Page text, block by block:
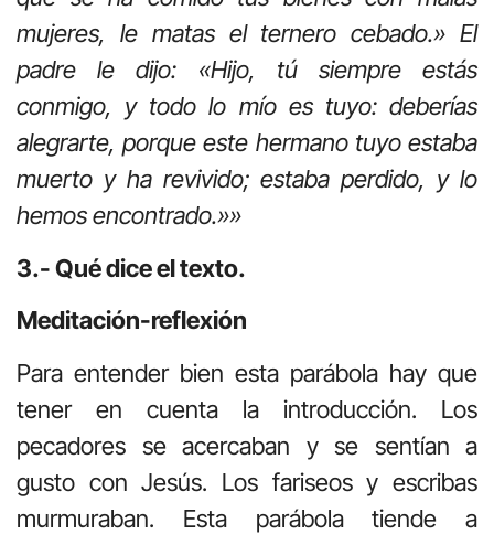
mujeres, le matas el ternero cebado.» El
padre le dijo: «Hijo, tú siempre estás
conmigo, y todo lo mío es tuyo: deberías
alegrarte, porque este hermano tuyo estaba
muerto y ha revivido; estaba perdido, y lo
hemos encontrado.»»
3.- Qué dice el texto.
Meditación-reflexión
Para entender bien esta parábola hay que
tener en cuenta la introducción. Los
pecadores se acercaban y se sentían a
gusto con Jesús. Los fariseos y escribas
murmuraban. Esta parábola tiende a